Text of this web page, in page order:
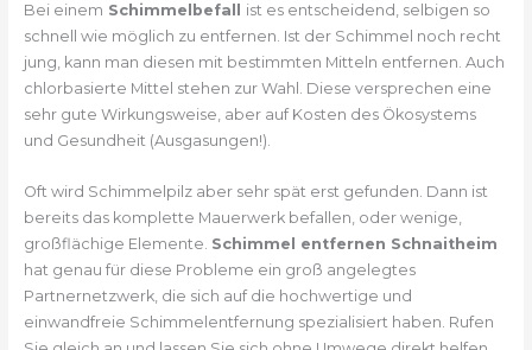
Bei einem Schimmelbefall ist es entscheidend, selbigen so
schnell wie möglich zu entfernen. Ist der Schimmel noch recht
jung, kann man diesen mit bestimmten Mitteln entfernen. Auch
chlorbasierte Mittel stehen zur Wahl. Diese versprechen eine
sehr gute Wirkungsweise, aber auf Kosten des Ökosystems
und Gesundheit (Ausgasungen!).
Oft wird Schimmelpilz aber sehr spät erst gefunden. Dann ist
bereits das komplette Mauerwerk befallen, oder wenige,
großflächige Elemente. Schimmel entfernen Schnaitheim
hat genau für diese Probleme ein groß angelegtes
Partnernetzwerk, die sich auf die hochwertige und
einwandfreie Schimmelentfernung spezialisiert haben. Rufen